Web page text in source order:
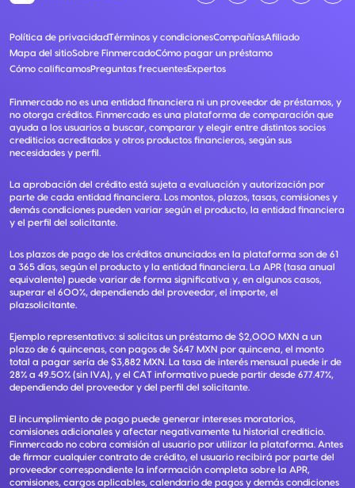
Política de privacidadTérminos y condicionesCompañíasAfiliado
Mapa del sitioSobre FinmercadoCómo pagar un préstamo
Cómo calificamosPreguntas frecuentesExpertos
Finmercado no es una entidad financiera ni un proveedor de préstamos, y
no otorga créditos. Finmercado es una plataforma de comparación que
ayuda a los usuarios a buscar, comparar y elegir entre distintos socios
crediticios acreditados y otros productos financieros, según sus
necesidades y perfil.
La aprobación del crédito está sujeta a evaluación y autorización por
parte de cada entidad financiera. Los montos, plazos, tasas, comisiones y
demás condiciones pueden variar según el producto, la entidad financiera
y el perfil del solicitante.
Los plazos de pago de los créditos anunciados en la plataforma son de 61
a 365 días, según el producto y la entidad financiera. La APR (tasa anual
equivalente) puede variar de forma significativa y, en algunos casos,
superar el 600%, dependiendo del proveedor, el importe, el
plazsolicitante.
Ejemplo representativo: si solicitas un préstamo de $2,000 MXN a un
plazo de 6 quincenas, con pagos de $647 MXN por quincena, el monto
total a pagar sería de $3,882 MXN. La tasa de interés mensual puede ir de
28% a 49.50% (sin IVA), y el CAT informativo puede partir desde 677.47%,
dependiendo del proveedor y del perfil del solicitante.
El incumplimiento de pago puede generar intereses moratorios,
comisiones adicionales y afectar negativamente tu historial crediticio.
Finmercado no cobra comisión al usuario por utilizar la plataforma. Antes
de firmar cualquier contrato de crédito, el usuario recibirá por parte del
proveedor correspondiente la información completa sobre la APR,
comisiones, cargos aplicables, calendario de pagos y demás condiciones